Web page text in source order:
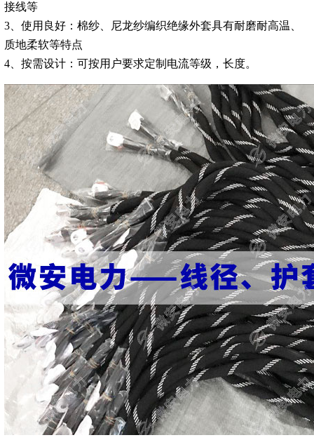
接线等
3、使用良好：棉纱、尼龙纱编织绝缘外套具有耐磨耐高温、
质地柔软等特点
4、按需设计：可按用户要求定制电流等级，长度。